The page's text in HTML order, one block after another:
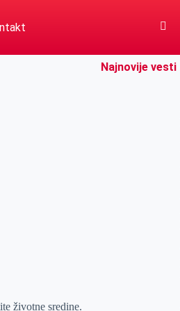
životne sredine.
Najnovije vesti